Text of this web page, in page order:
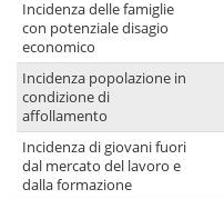
Incidenza delle famiglie
con potenziale disagio
economico
Incidenza popolazione in
condizione di
affollamento
Incidenza di giovani fuori
dal mercato del lavoro e
dalla formazione